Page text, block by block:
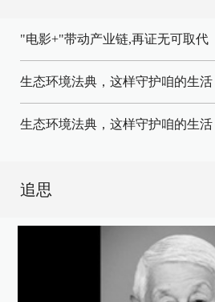
"电影+"带动产业链,再证无可取代
生态环境法典，这样守护咱的生活
生态环境法典，这样守护咱的生活
追思